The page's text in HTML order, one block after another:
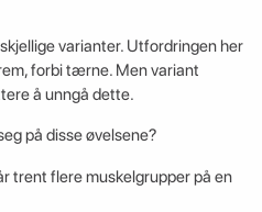
varianter. Utfordringen her
forbi tærne. Men variant
å unngå dette.
på disse øvelsene?
trent flere muskelgrupper på en